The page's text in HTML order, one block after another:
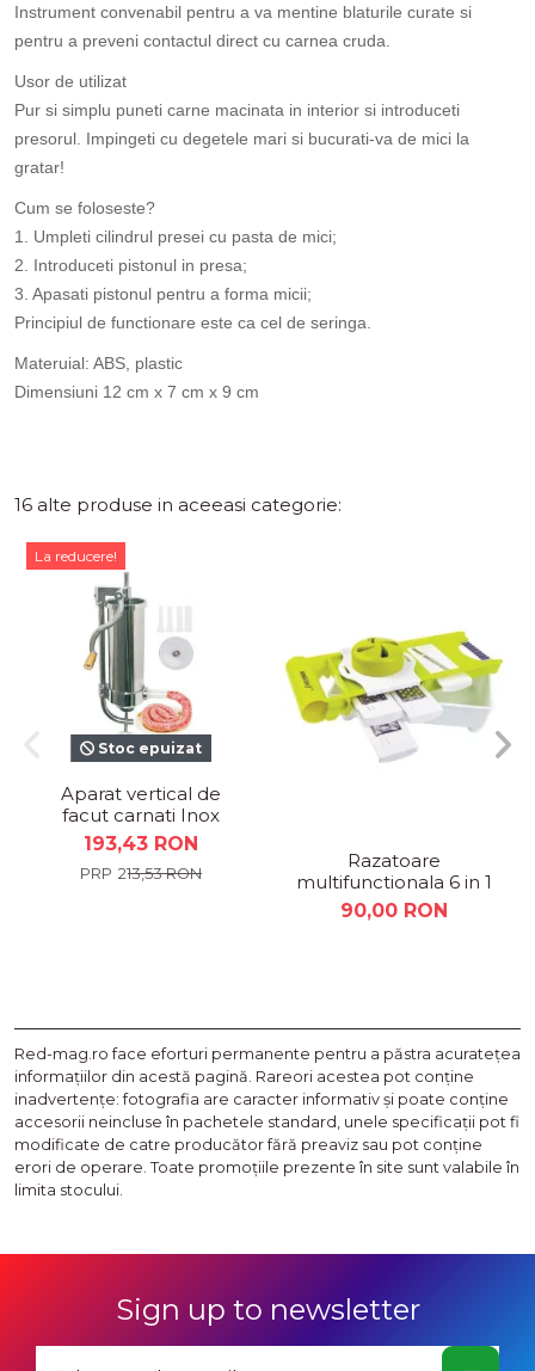
Instrument convenabil pentru a va mentine blaturile curate si
pentru a preveni contactul direct cu carnea cruda.
Usor de utilizat
Pur si simplu puneti carne macinata in interior si introduceti
presorul. Impingeti cu degetele mari si bucurati-va de mici la
gratar!
Cum se foloseste?
1. Umpleti cilindrul presei cu pasta de mici;
2. Introduceti pistonul in presa;
3. Apasati pistonul pentru a forma micii;
Principiul de functionare este ca cel de seringa.
Materuial: ABS, plastic
Dimensiuni 12 cm x 7 cm x 9 cm
16 alte produse in aceeasi categorie:
La reducere!
Stoc epuizat
Aparat vertical de
facut carnati Inox
capacitate 1,25 Kg
193,43 RON
213,53 RON
Razatoare
multifunctionala 6 in 1
90,00 RON
Red-mag.ro face eforturi permanente pentru a păstra acurateţea
informaţiilor din acestă pagină. Rareori acestea pot conţine
inadvertenţe: fotografia are caracter informativ şi poate conţine
accesorii neincluse în pachetele standard, unele specificaţii pot fi
modificate de catre producător fără preaviz sau pot conţine
erori de operare. Toate promoţiile prezente în site sunt valabile în
limita stocului.
Sign up to newsletter